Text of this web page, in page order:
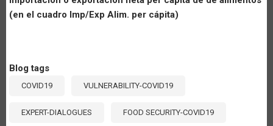
(en el cuadro Imp/Exp Alim. per cápita)
Blog tags
COVID19 VULNERABILITY-COVID19
EXPERT-DIALOGUES FOOD SECURITY-COVID19